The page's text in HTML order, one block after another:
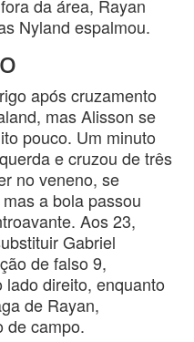
da área, Rayan
Nyland espalmou.
após cruzamento
mas Alisson se
pouco. Um minuto
e cruzou de três
no veneno, se
a bola passou
Aos 23,
Gabriel
de falso 9,
direito, enquanto
de Rayan,
de campo.